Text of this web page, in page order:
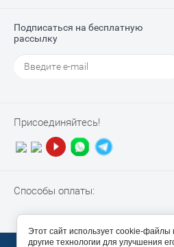
Подписаться на бесплатную
рассылку
Присоединяйтесь!
Способы оплаты:
Этот сайт использует cookie-файлы
другие технологии для улучшения